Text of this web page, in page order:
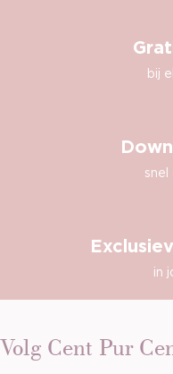
bij
snel
in
Volg Cent Pur